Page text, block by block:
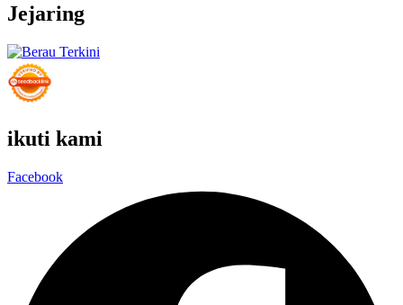
Jejaring
ikuti kami
Facebook